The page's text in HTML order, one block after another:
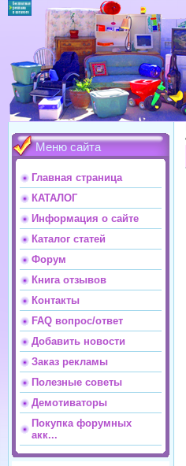
Меню сайта
Главная страница
КАТАЛОГ
Информация о сайте
Каталог статей
Форум
Книга отзывов
Контакты
FAQ вопрос/ответ
Добавить новости
Заказ рекламы
Полезные советы
Демотиваторы
Покупка форумных
акк...